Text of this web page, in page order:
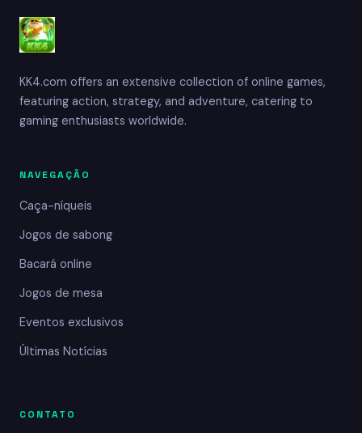
KK4.com offers an extensive collection of online games,
featuring action, strategy, and adventure, catering to
gaming enthusiasts worldwide.
NAVEGAÇÃO
Caça-níqueis
Jogos de sabong
Bacará online
Jogos de mesa
Eventos exclusivos
Últimas Notícias
CONTATO